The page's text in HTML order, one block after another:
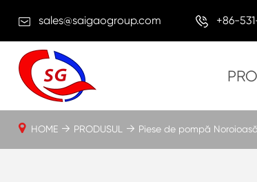
sales@saigaogroup.com +86-
HOME PRODUSUL Piese de pompă Noroioasă